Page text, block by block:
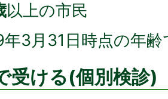
以上の市民
3月31日時点の年齢
受ける(個別検診)